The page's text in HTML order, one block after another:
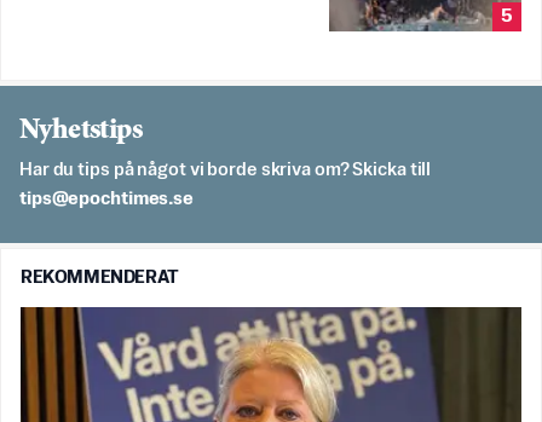
5
Nyhetstips
Har du tips på något vi borde skriva om? Skicka till
es.semithcope@spit
REKOMMENDERAT